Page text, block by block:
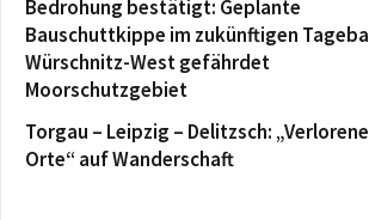
Bedrohung bestätigt: Geplante
Bauschuttkippe im zukünftigen
Würschnitz-West gefährdet
Moorschutzgebiet
Torgau – Leipzig – Delitzsch: „Verlorene
Orte“ auf Wanderschaft